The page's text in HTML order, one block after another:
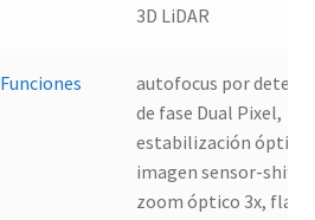
3D LiDAR
Funciones
autofocus por
de fase Dual Pixel,
estabilización óptica
imagen sensor-shift,
zoom óptico 3x, flash